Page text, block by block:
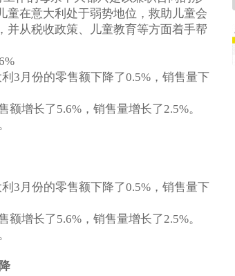
在意大利处于弱势地位，救助儿童会
从税收政策、儿童教育等方面着手帮
3 月份的零售额下降了0.5% ，销售量下
额增长了5.6% ，销售量增长了2.5%。
3 月份的零售额下降了0.5% ，销售量下
额增长了5.6% ，销售量增长了2.5%。